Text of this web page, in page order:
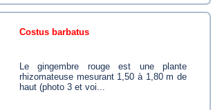
costus barbatus
Le gingembre rouge est une plante
rhizomateuse mesurant 1,50 à 1,80 m de
haut (photo 3 et voi...